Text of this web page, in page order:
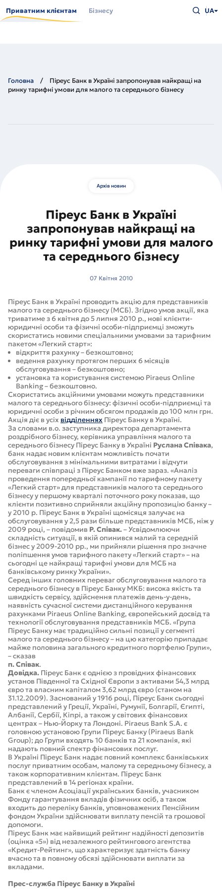
до
основного
Приватним клієнтам Бізнесу
що
UA
Головна
Піреус Банк в Україні запропонував найкращі на
ринку тарифні умови для малого та середнього бізнесу
Архів новин
Піреус Банк в Україні
запропонував найкращі на
ринку тарифні умови для малого
та середнього бізнесу
07 Квітня 2010
Піреус Банк в Україні проводить акцію для представників
малого та середнього бізнесу (МСБ). Згідно умов акції, яка
триватиме з 6 квітня до 5 липня 2010 р., нові клієнти-
юридичні особи та фізичні особи-підприємці зможуть
скористатись новими спеціальними умовами за тарифним
пакетом «Легкий старт»:
відкриття рахунку – безкоштовно;
ведення рахунку протягом перших 6 місяців
обслуговування – безкоштовно;
установка та користування системою Piraeus Online
Banking – безкоштовно.
Скористатись акційними умовами можуть представники
малого та середнього бізнесу: фізичні особи-підприємці та
юридичні особи з річним обсягом продажів до 100 млн грн.
Акція діє в усіх відділеннях Піреус Банку в Україні.
За словами в.о. заступника директора департамента
роздрібного бізнесу, керівника управління малого та
середнього бізнесу Піреус Банку в Україні Руслана Співака,
банк надає новим клієнтам можливість почати
обслуговування з мінімальними витратами і відчути
переваги співпраці з Піреус Банком вже зараз. «Аналіз
проведення попередньої кампанії по тарифному пакету
«Легкий старт» для представників малого та середнього
бізнесу у першому кварталі поточного року показав, що
клієнти позитивно сприйняли акційну пропозицію банку –
у 2010 р. Піреус Банк в Україні щомісяця залучає на
обслуговування у 2,5 рази більше представників МСБ, ніж у
2009 році, – повідомив Р. Співак.– Усвідомлюючи
складність ситуації, в якій опинився малий та середній
бізнес у 2009-2010 рр., ми прийняли рішення про значне
поліпшення умов тарифного пакету «Легкий старт» – на
сьогодні це найкращі тарифні умови для МСБ на
банківському ринку України».
Серед інших головних переваг обслуговування малого та
середнього бізнесу в Піреус Банку МКБ: висока якість та
швидкість сервісу, здійснення платежів день-у-день,
наявність сучасної системи дистанційного керування
рахунками Piraeus Online Banking, європейський досвід та
технології обслуговування представників МСБ. «Група
Піреус Банку має традиційно сильні позиції у сегменті
малого та середнього бізнесу – на цю категорію припадає
майже половина загального кредитного портфелю Групи»,
– сказав
п. Cпівак.
Довідка. Піреус Банк є однією з провідних фінансових
установ Південної та Східної Європи з активами 54,3 млрд
євро та власним капіталом 3,62 млрд євро (станом на
31.12.2009). Заснований у 1916 році, Піреус Банк сьогодні
представлений у Греції, Україні, Румунії, Болгарії, Єгипті,
Албанії, Сербії, Кіпрі, а також у світових фінансових
центрах – Нью-Йорку та Лондоні. Piraeus Bank S.A. є
головною установою Групи Піреус Банку (Piraeus Bank
Group); до Групи входять 10 банків та 21 компанія, які
надають повний спектр фінансових послуг.
В Україні Піреус Банк надає повний комплекс банківських
послуг приватним особам, малому та середньому бізнесу, а
також корпоративним клієнтам. Піреус Банк
представлений в 14 регіонах країни.
Банк є членом Асоціації українських банків, учасником
Фонду гарантування вкладів фізичних осіб, а також
входить до переліку банків, уповноважених Пенсійним
фондом України здійснювати виплату пенсій та грошової
допомоги.
Піреус Банк має найвищий рейтинг надійності депозитів
(оцінка «5») від незалежного рейтингового агентства
«Кредит-Рейтинг», що характеризує здатність банку
вчасно та в повному обсязі здійснювати виплати за
вкладами.
Прес-служба Піреус Банку в Україні